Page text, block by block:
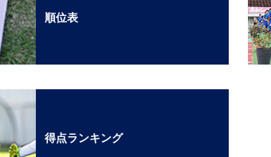
順位表
得点ランキング